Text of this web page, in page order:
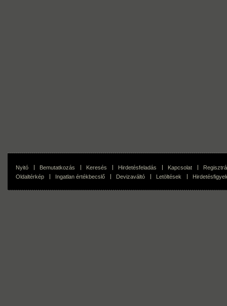
Nyitó Bemutatkozás Keresés Hirdetésfeladás Kapcsolat
Oldaltérkép
Ingatlan értékbecslő Devizaváltó Letöltések